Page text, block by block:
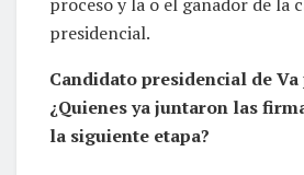
presidencial.
Candidato presidencial de
¿Quienes ya juntaron las
la siguiente etapa?